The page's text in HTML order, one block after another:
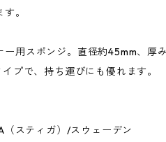
。
ー用スポンジ。直径約45mm、厚
プで、持ち運びにも優れます。
（スティガ）/スウェーデン